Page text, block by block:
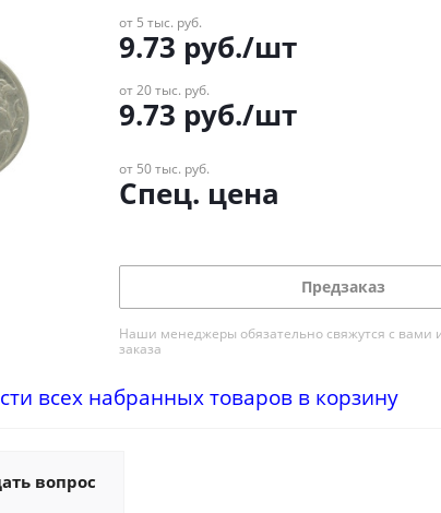
от 5 тыс. руб.
9.73 руб./шт
от 20 тыс. руб.
9.73 руб./шт
от 50 тыс. руб.
Спец. цена
Предзаказ
Наши менеджеры обязательно свяжутся с вами
заказа
всех набранных товаров в корзину
вопрос